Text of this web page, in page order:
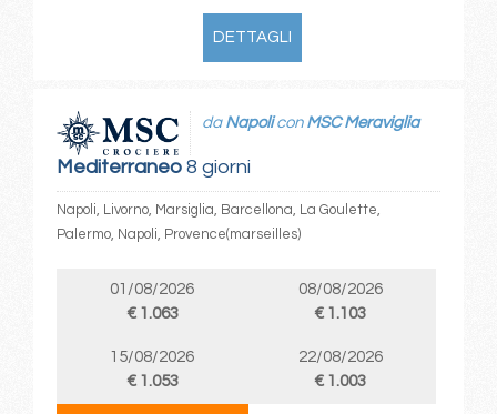
DETTAGLI
Mediterraneo8 giorni
da Napolicon MSC Meraviglia
Napoli, Livorno, Marsiglia, Barcellona, La Goulette,
Palermo, Napoli, Provence(marseilles)
01/08/2026
€ 1.063
08/08/2026
€ 1.103
15/08/2026
€ 1.053
22/08/2026
€ 1.003